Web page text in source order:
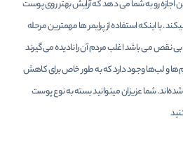
اجازه رو به شما می دهد که آرایش بهتر روی پوست
. با اینکه استفاده از پرایمر ها مهمترین مرحله
بی نقص می باشد اغلب مردم آن را نادیده می‌گیرند
و لب‌ها وجود دارد که به‌ طور خاص برای کاهش
شما عزیزان میتوانید بسته به نوع پوست